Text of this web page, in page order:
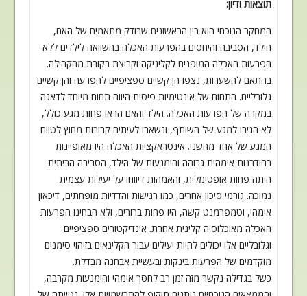
תוצאות ודיון:
המחקר הנוכחי הוא בין הראשונים שבודק מתאמים של האם,
הילד, הסביבה והיחסים בהפרעות האכלה בהשוואה לילדים ללא
הפרעות האכלה המופנים לקליניקה וקבוצת בקורת מהקהילה.
בהתאם להשערות, נצפו הן קשיים ספציפיים להפרעה והן קשיים
גלובליים. התחום של אינטימיות פיסית היווה תחום מיוחד לדאגה
במקרה של הפרעות האכלה. הילד והאם הראו פחות מגע כולל,
לא הגיבו למגע של השותף, ונשארו לעיתים קרובות מחוץ לטווח
המגע של אחד מהשני. אינטראקציות האכלה היו מאופיינות
בחודרנות אימהית גבוהה והימנעות של הילד, הסביבה הביתית
היתה פחות אופטימלית, והאמהות דיווחו על יעילות עצמית
נמוכה. גורמי סיכון אחרים, כמו רגישות והדדיות מופחתים, דיכאון
אימהי, וטמפרמנט קשה, היו פחות ברורים, ולא הבחינו הפרעות
האכלה מאוכלוסיה קלינית אחרת. אינדיקטורים ספציפיים
וגלובליים אלו יכולים להיות יעילים עבור הקלינאים בזיהוי סימנים
מוקדמים של הפרעות בינקות ובעשיית אבחנה מבדלת.
כשל בגדילה נקשר מזה זמן רב לחסך אימהי והימנעות מקרבה,